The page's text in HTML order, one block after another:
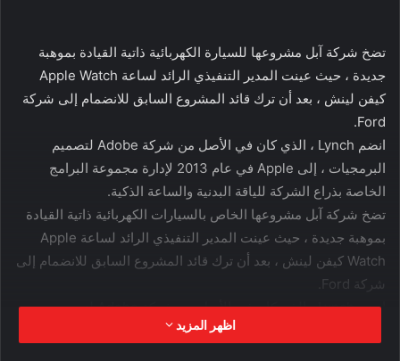
تضخ شركة آبل مشروعها للسيارة الكهربائية ذاتية القيادة بموهبة
جديدة ، حيث عينت المدير التنفيذي الرائد لساعة Apple Watch
كيفن لينش ، بعد أن ترك قائد المشروع السابق للانضمام إلى شركة
Ford.
انضم Lynch ، الذي كان في الأصل من شركة Adobe لتصميم
البرمجيات ، إلى Apple في عام 2013 لإدارة مجموعة البرامج
الخاصة بذراع الشركة للياقة البدنية والساعة الذكية.
تضخ شركة آبل مشروعها الخاص بالسيارات الكهربائية ذاتية القيادة
بموهبة جديدة ، حيث عينت المدير التنفيذي الرائد لساعة Apple
Watch كيفن لينش ، بعد أن ترك قائد المشروع السابق للانضمام إلى
شركة Ford.
انضم Lynch ، الذي كان في الأصل من شركة Adobe لتصميم
البرمجيات ، إلى Apple في عام 2013 لإدارة مجموعة البرامجاظهر المزيد